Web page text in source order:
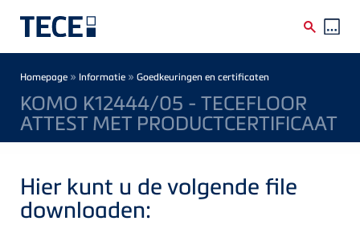
Breadcrumb
Homepage » Informatie » Goedkeuringen en certificaten
KOMO K12444/05 - TECEFLOOR
ATTEST MET PRODUCTCERTIFICAAT
Hier kunt u de volgende file
downloaden: